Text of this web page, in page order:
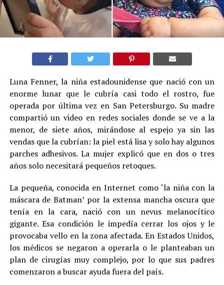
Luna Fenner, la niña estadounidense que nació con un
enorme lunar que le cubría casi todo el rostro, fue
operada por última vez en San Petersburgo. Su madre
compartió un video en redes sociales donde se ve a la
menor, de siete años, mirándose al espejo ya sin las
vendas que la cubrían: la piel está lisa y solo hay algunos
parches adhesivos. La mujer explicó que en dos o tres
años solo necesitará pequeños retoques.
La pequeña, conocida en Internet como ‘la niña con la
máscara de Batman’ por la extensa mancha oscura que
tenía en la cara, nació con un nevus melanocítico
gigante. Esa condición le impedía cerrar los ojos y le
provocaba vello en la zona afectada. En Estados Unidos,
los médicos se negaron a operarla o le planteaban un
plan de cirugías muy complejo, por lo que sus padres
comenzaron a buscar ayuda fuera del país.